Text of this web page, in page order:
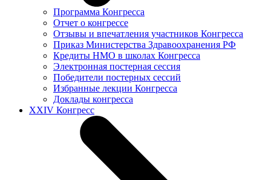
Программа Конгресса
Отчет о конгрессе
Отзывы и впечатления участников Конгресса
Приказ Министерства Здравоохранения РФ
Кредиты НМО в школах Конгресса
Электронная постерная сессия
Победители постерных сессий
Избранные лекции Конгресса
Доклады конгресса
XXIV Конгресс